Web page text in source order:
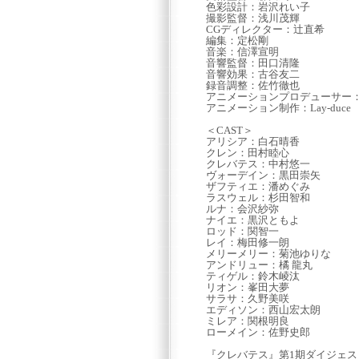
色彩設計：岩沢れい子
撮影監督：浅川茂輝
CGディレクター：辻直希
編集：定松剛
音楽：信澤宣明
音響監督：田口清隆
音響効果：古谷友二
録音調整：佐竹徹也
アニメーションプロデューサー
アニメーション制作：Lay-duce
＜CAST＞
アリシア：白石晴香
クレン：田村睦心
クレバテス：中村悠一
ヴォーデイン：黒田崇矢
ザフティエ：潘めぐみ
ラスウェル：杉田智和
ルナ：会沢紗弥
ナイエ：黒沢ともよ
ロッド：関智一
レイ：梅田修一朗
メリーメリー：菊池ゆりな
アンドリュー：橘 龍丸
ティゲル：鈴木崚汰
リオン：峯田大夢
サラサ：久野美咲
エディソン：西山宏太朗
ミレア：関根明良
ローメイン：佐野史郎
『クレバテス』第1期ダイジェ